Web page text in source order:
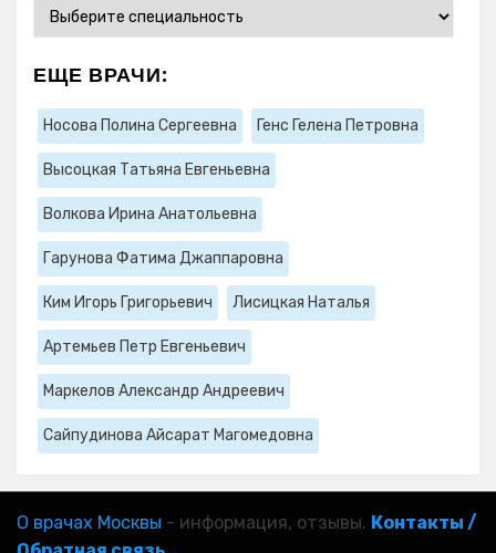
ЕЩЕ ВРАЧИ:
Носова Полина Сергеевна Генс Гелена Петровна
Высоцкая Татьяна Евгеньевна
Волкова Ирина Анатольевна
Гарунова Фатима Джаппаровна
Ким Игорь Григорьевич Лисицкая Наталья
Артемьев Петр Евгеньевич
Маркелов Александр Андреевич
Сайпудинова Айсарат Магомедовна
О врачах Москвы - информация, отзывы. Контакты /